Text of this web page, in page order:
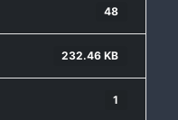
48
232.46 KB
1